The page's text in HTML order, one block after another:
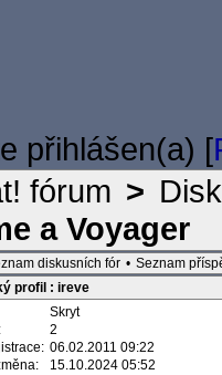
přihlášen(a) [
fórum >
a Voyager
diskusních fór • Seznam
profil : ireve
Skryt
2
06.02.2011 09:22
15.10.2024 05:52